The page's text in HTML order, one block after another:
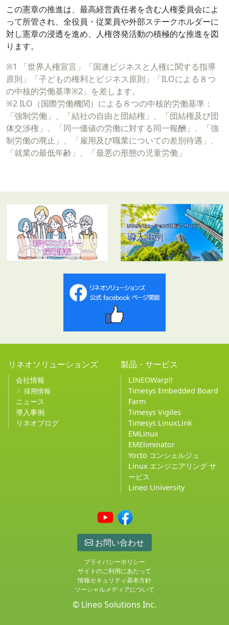
この憲章の推進は、最高経営責任者を含む人権委員会によ
って所管され、全役員・従業員や外部ステークホルダーに
対し憲章の浸透を進め、人権啓発活動の積極的な推進を図
ります。
※1 「世界人権宣言」「国連ビジネスと人権に関する指導
原則」「子どもの権利とビジネス原則」「ILOによる８つ
の中核的労働基準※2」を差します。
※2 ILO（国際労働機関）による８つの中核的労働基準：
「強制労働」、「結社の自由と団結権」、「団結権及び団
体交渉権」、「同一価値の労働に対する同一報酬」、「強
制労働の廃止」、「雇用及び職業についての差別待遇」、
「就業の最低年齢」、「最悪の形態の児童労働」
リネオソリューションズ
会社情報
採用情報
ニュース
導入事例
リネオブログ
製品・サービス
LINEOWarp!!
Timesys Embedded Board
Farm
Timesys Vigiles
Timesys LinuxLink
EMLinux
EMEliminator
Yocto コンシェルジュ
Linux エンジニアリング サ
ービス
Lineo University
お問い合わせ
プライバシーポリシー
サイトのご利用にあたって
情報セキュリティ基本方針
ソーシャルメディアについて
© Lineo Solutions Inc.